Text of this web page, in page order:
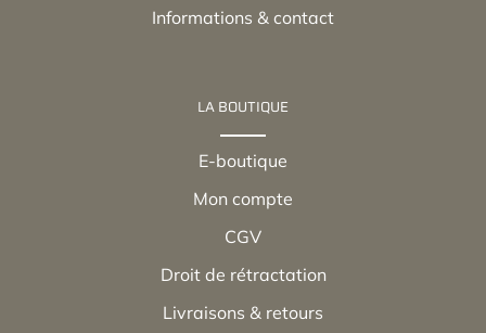
Informations & contact
LA BOUTIQUE
E-boutique
Mon compte
CGV
Droit de rétractation
Livraisons & retours